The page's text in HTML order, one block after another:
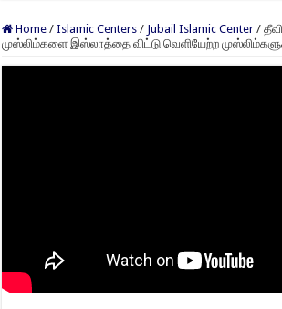
Home / Islamic Centers / Jubail Islamic Center /
முஸ்லிம்களை இஸ்லாத்தை விட்டு வெளியேற்ற